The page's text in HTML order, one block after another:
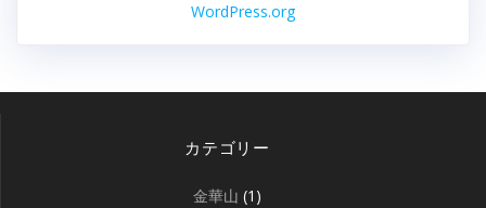
WordPress.org
カテゴリー
金華山 (1)